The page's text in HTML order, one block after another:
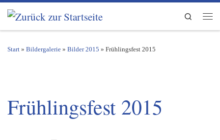
Zum Inhalt springen
Search
Start » Bildergalerie » Bilder 2015 » Frühlingsfest 2015
Frühlingsfest 2015